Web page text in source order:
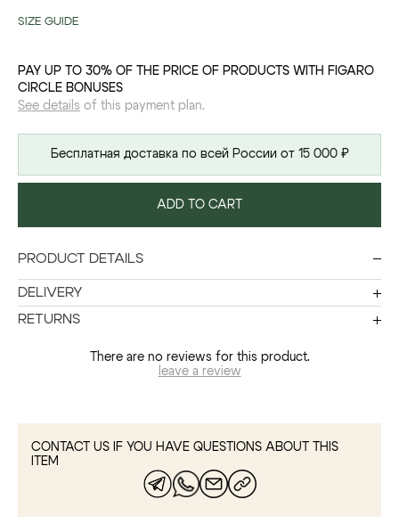
SIZE GUIDE
PAY UP TO 30% OF THE PRICE OF PRODUCTS WITH FIGARO
CIRCLE BONUSES
See details of this payment plan.
Бесплатная доставка по всей России от 15 000 ₽
ADD TO CART
PRODUCT DETAILS
DELIVERY
RETURNS
There are no reviews for this product.
leave a review
CONTACT US IF YOU HAVE QUESTIONS ABOUT THIS
ITEM